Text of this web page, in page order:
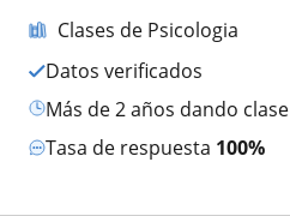
Clases de Psicologia
Datos verificados
más de 2 años dando clase
Tasa de respuesta 100%